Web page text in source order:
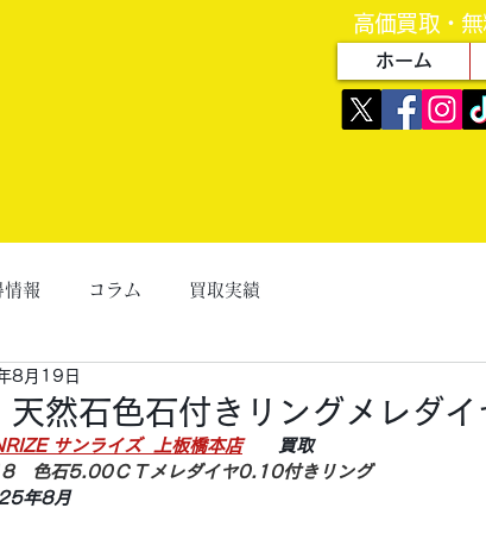
高価買取・
ホーム
情報 コラム 買取実績
天然石色石付きリングメレダイ
8月19日
サンライズ  上板橋本店 買取
　色石5.00ＣＴメレダイヤ0.10付きリング
年8月